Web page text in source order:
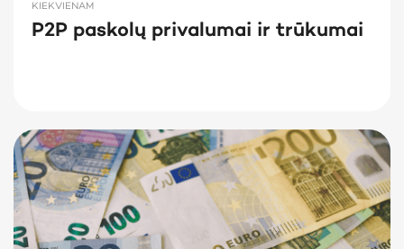
KIEKVIENAM
P2P paskolų privalumai ir trūkumai